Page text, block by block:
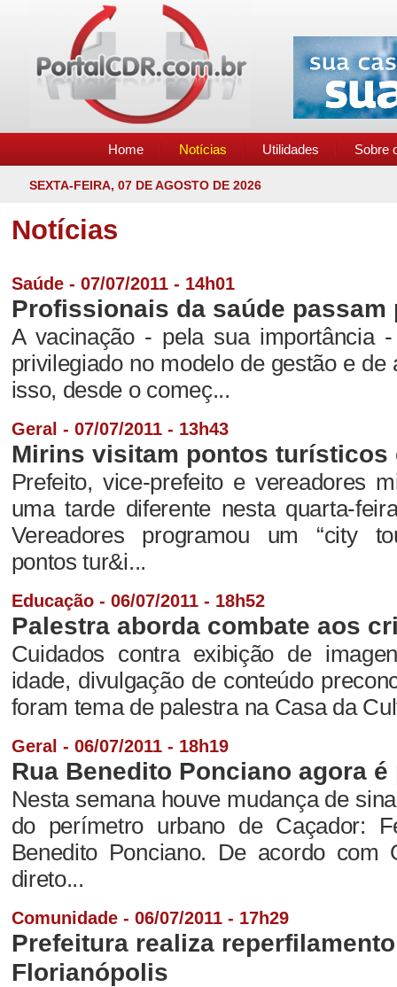
Home Notícias Utilidades Sobre
SEXTA-FEIRA, 07 DE AGOSTO DE 2026
Notícias
Saúde - 07/07/2011 - 14h01
Profissionais da saúde passam
A vacinação - pela sua importância
privilegiado no modelo de gestão e de
isso, desde o começ...
Geral - 07/07/2011 - 13h43
Mirins visitam pontos turísticos
Prefeito, vice-prefeito e vereadores
uma tarde diferente nesta quarta-
Vereadores programou um “city
pontos tur&i...
Educação - 06/07/2011 - 18h52
Palestra aborda combate aos
Cuidados contra exibição de
idade, divulgação de conteúdo
foram tema de palestra na Casa da
Geral - 06/07/2011 - 18h19
Rua Benedito Ponciano agora
Nesta semana houve mudança de
do perímetro urbano de Caçador:
Benedito Ponciano. De acordo com
direto...
Comunidade - 06/07/2011 - 17h29
Prefeitura realiza
Florianópolis